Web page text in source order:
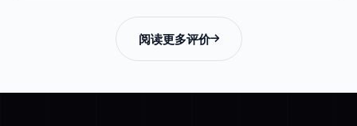
阅读更多评价